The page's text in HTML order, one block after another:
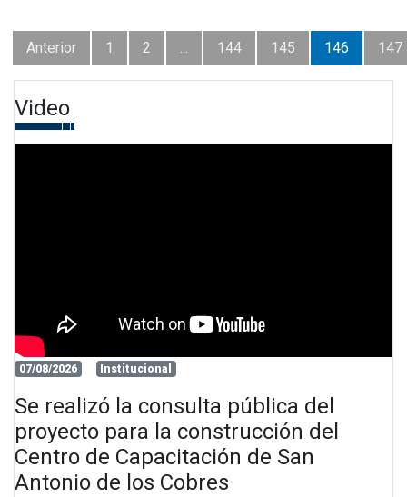
Anterior 1 2 ... 144 145 146 147
Video
07/08/2026 Institucional
Se realizó la consulta pública del
proyecto para la construcción del
Centro de Capacitación de San
Antonio de los Cobres